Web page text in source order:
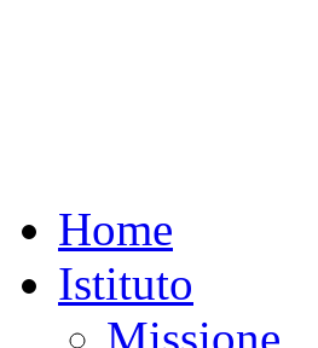
Home
Istituto